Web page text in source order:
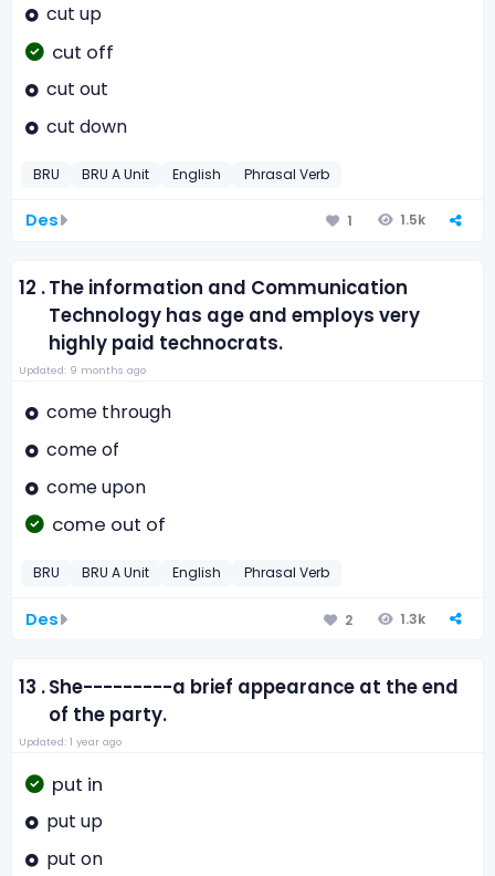
cut up
cut off
cut out
cut down
BRU BRU A Unit English Phrasal Verb
Des 1 1.5k
12 .The information and Communication
Technology has age and employs very
highly paid technocrats.
Updated: 9 months ago
come through
come of
come upon
come out of
BRU BRU A Unit English Phrasal Verb
Des 2 1.3k
13 .She---------a brief appearance at the end
of the party.
Updated: 1 year ago
put in
put up
put on